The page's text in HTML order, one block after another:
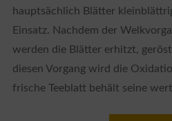
hauptsächlich Blätter
Einsatz. Nachdem der
werden die Blätter erhitzt,
diesen Vorgang wird die
frische Teeblatt behält seine